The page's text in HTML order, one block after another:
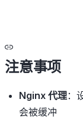
注意事项
Nginx 代理：
会被缓冲